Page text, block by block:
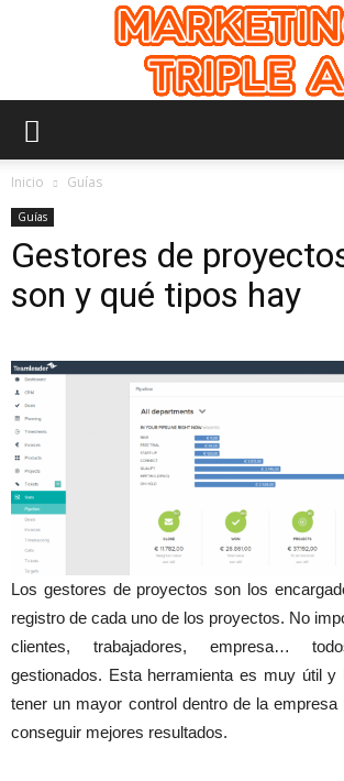
Triple
Inicio Guías
Guías
Gestores de
son y qué tipos hay
Los gestores de proyectos son los
registro de cada uno de los proyectos. No
clientes, trabajadores, empresa…
gestionados. Esta herramienta es muy útil y
tener un mayor control dentro de la
conseguir mejores resultados.